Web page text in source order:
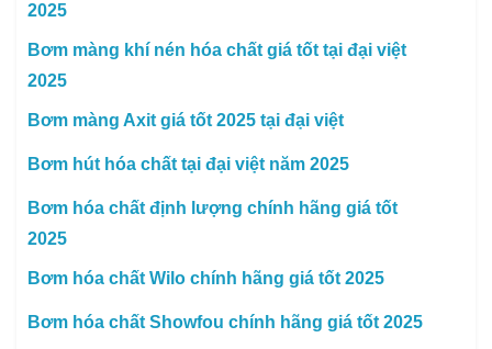
2025
Bơm màng khí nén hóa chất giá tốt tại đại việt
2025
Bơm màng Axit giá tốt 2025 tại đại việt
Bơm hút hóa chất tại đại việt năm 2025
Bơm hóa chất định lượng chính hãng giá tốt
2025
Bơm hóa chất Wilo chính hãng giá tốt 2025
Bơm hóa chất Showfou chính hãng giá tốt 2025